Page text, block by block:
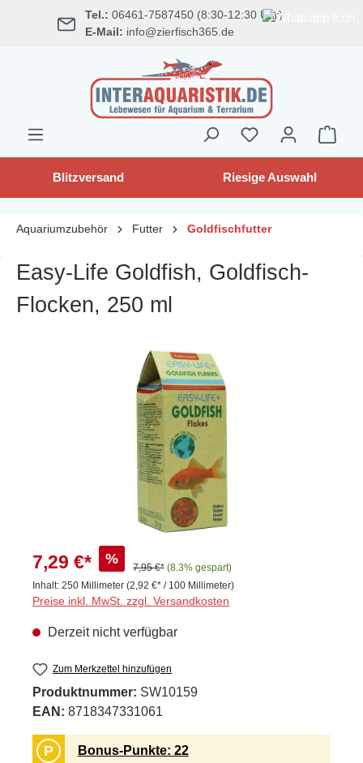
springen Tel.: 06461-7587450 (8:30-12:30 Uhr)
E-Mail: info@zierfisch365.de
Blitzversand Riesige Auswahl
Aquariumzubehör Futter Goldfischfutter
Easy-Life Goldfish, Goldfisch-
Flocken, 250 ml
Bildergalerie überspringen
7,29 €* %
7,95 €* (8.3% gespart)
Inhalt: 250 Millimeter (2,92 €* / 100 Millimeter)
Preise inkl. MwSt. zzgl. Versandkosten
Derzeit nicht verfügbar
Zum Merkzettel hinzufügen
Produktnummer: SW10159
EAN: 8718347331061
P Bonus-Punkte: 22